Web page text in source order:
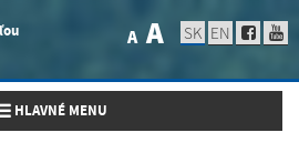
A A SK EN
navigation
HLAVNÉ MENU